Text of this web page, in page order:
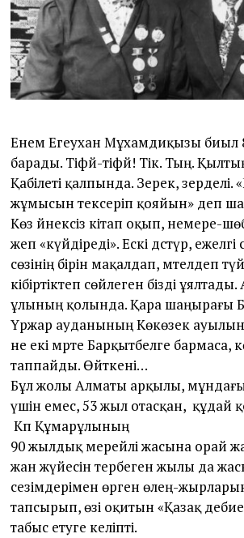
2
3
Енем Егеухан Мұхамәди­қызы биыл
барады. Тіфәй-тіфәй! Тік. Тың.
Қабілеті қалпында. Зерек,
жұмысын тексеріп қояйын» деп
Көз әйнексіз кітап оқып, немере-
жеп «күйдіреді». Ескі дәстүр, ежелгі
сөзінің бірін мақалдап, мәтелдеп
кібіртіктеп сөйлеген бізді
ұлының қолында. Қара шаңырағы
Үржар ауданының Көкөзек
не екі мәрте Барқытбелге бармаса,
таппайды. Өйткені…
Бұл жолы Алматы арқылы,
үшін емес, 53 жыл отасқан, құдай
Кәп Құмарұлы­ның
90 жылдық мерейлі жасына орай
жан жүйесін тербеген жылы да
сезімдерімен өрген өлең-
тапсырып, өзі оқитын «Қазақ
табыс етуге келіпті.